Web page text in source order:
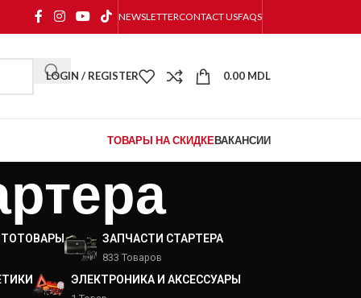
NEWSLETTERCONTACT USFAQS
LOGIN / REGISTER 0.00 MDL
ТОВАРЫ НА СКИДКЕВАКАНСИИ
ЗАПЧАСТИ СТАРТЕРА
833 Товаров
ЭЛЕКТРОНИКА И АКСЕССУАРЫ